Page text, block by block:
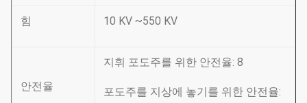
힘 10 KV ~550 KV
안전율
지휘 포도주를 위한 안전율: 8
포도주를 지상에 놓기를 위한 안전율: